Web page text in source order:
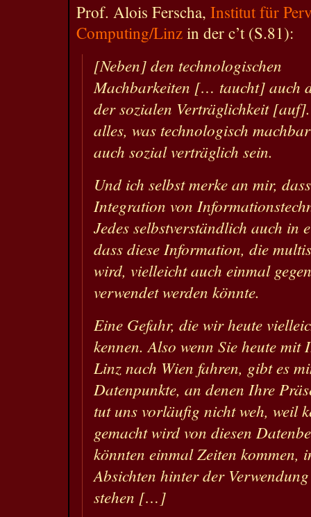
Prof. Alois Ferscha, Institut für
Computing/Linz in der c’t (S.81):
[Neben] den technologischen
Machbarkeiten [… taucht] auch
der sozialen Verträglichkeit
alles, was technologisch
auch sozial verträglich sein.
Und ich selbst merke an mir,
Integration von
Jedes selbstverständlich auch in
dass diese Information, die
wird, vielleicht auch einmal
verwendet werden könnte.
Eine Gefahr, die wir heute
kennen. Also wenn Sie heute mit
Linz nach Wien fahren, gibt es
Datenpunkte, an denen Ihre
tut uns vorläufig nicht weh, weil
gemacht wird von diesen
könnten einmal Zeiten kommen,
Absichten hinter der
stehen […]